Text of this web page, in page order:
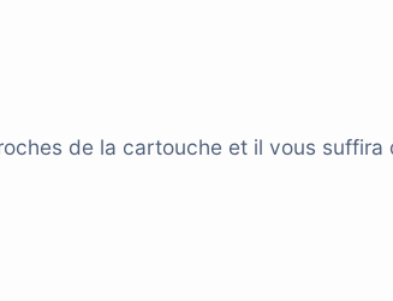
de la cartouche et il vous suffira